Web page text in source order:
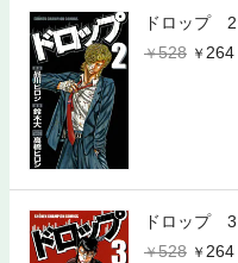
ドロップ 2
528
264
ドロップ 3
528
264